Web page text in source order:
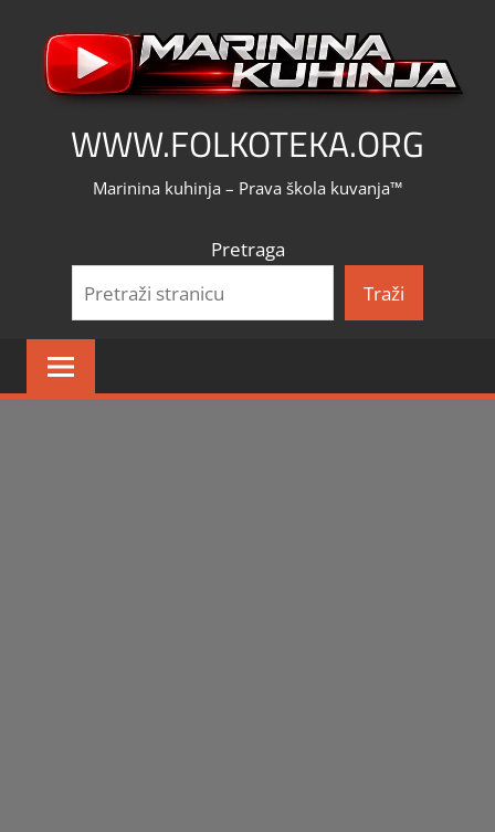
content
WWW.FOLKOTEKA.ORG
Marinina kuhinja – Prava škola kuvanja™
Pretraga
Traži